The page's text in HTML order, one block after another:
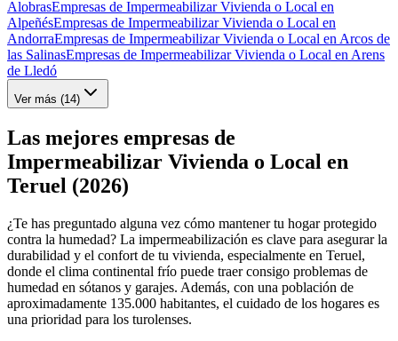
AlobrasEmpresas de Impermeabilizar Vivienda o Local en
AlpeñésEmpresas de Impermeabilizar Vivienda o Local en
AndorraEmpresas de Impermeabilizar Vivienda o Local en Arcos de
las SalinasEmpresas de Impermeabilizar Vivienda o Local en Arens
de Lledó
Ver más (14)
Las mejores empresas de
Impermeabilizar Vivienda o Local en
Teruel (2026)
¿Te has preguntado alguna vez cómo mantener tu hogar protegido
contra la humedad? La impermeabilización es clave para asegurar la
durabilidad y el confort de tu vivienda, especialmente en Teruel,
donde el clima continental frío puede traer consigo problemas de
humedad en sótanos y garajes. Además, con una población de
aproximadamente 135.000 habitantes, el cuidado de los hogares es
una prioridad para los turolenses.